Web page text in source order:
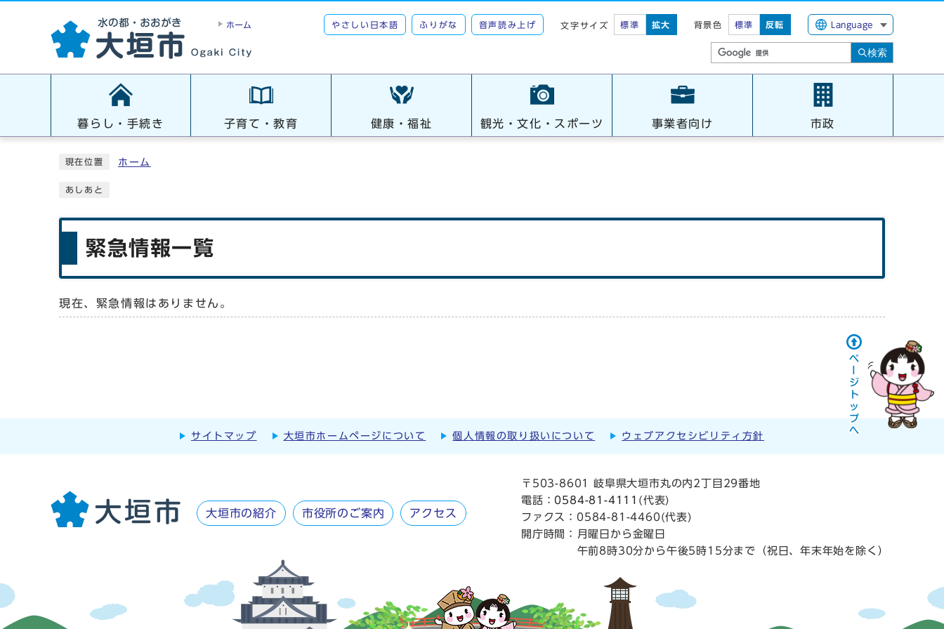
ホーム やさしい日本語 ふりがな 音声読み上げ 文字サイズ 標準 拡大 背景色 標準 反転 Language
検索
暮らし・手続き 子育て・教育 健康・福祉 観光・文化・スポーツ 事業者向け 市政
現在位置 ホーム
あしあと
緊急情報一覧
現在、緊急情報はありません。
サイトマップ 大垣市ホームページについて 個人情報の取り扱いについて ウェブアクセシビリティ方針
大垣市の紹介 市役所のご案内 アクセス
〒503-8601 岐阜県大垣市丸の内2丁目29番地
電話：0584-81-4111 (代表)
ファクス：0584-81-4460(代表)
開庁時間： 月曜日から金曜日
午前8時30分から午後5時15分まで（祝日、年末年始を除く）